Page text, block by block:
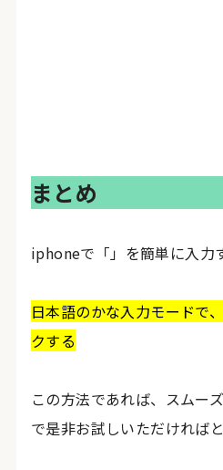
まとめ
iphoneで「」を簡単に入力
日本語のかな入力モードで
クする
この方法であれば、スムー
で是非お試しいただければと